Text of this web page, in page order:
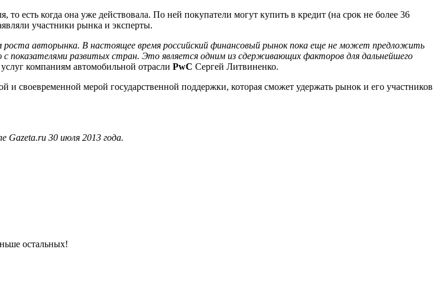
есть когда она уже действовала. По ней покупатели могут купить в кредит (на срок не более 36
участники рынка и эксперты.
авторынка. В настоящее время российский финансовый рынок пока еще не может предложить
развитых стран. Это является одним из сдерживающих факторов для дальнейшего
компаниям автомобильной отрасли PwC Сергей Литвиненко.
и своевременной мерой государственной поддержки, которая сможет удержать рынок и его участников
Gazeta.ru 30 июля 2013 года.
остальных!